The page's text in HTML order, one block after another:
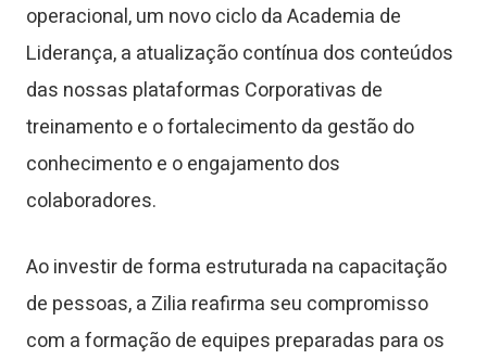
operacional, um novo ciclo da Academia de
Liderança, a atualização contínua dos conteúdos
das nossas plataformas Corporativas de
treinamento e o fortalecimento da gestão do
conhecimento e o engajamento dos
colaboradores.
Ao investir de forma estruturada na capacitação
de pessoas, a Zilia reafirma seu compromisso
com a formação de equipes preparadas para os